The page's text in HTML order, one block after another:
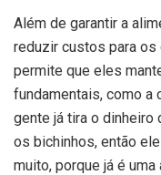
Além de garantir a
reduzir custos para os
permite que eles
fundamentais, como a
gente já tira o dinheiro
os bichinhos, então
muito, porque já é